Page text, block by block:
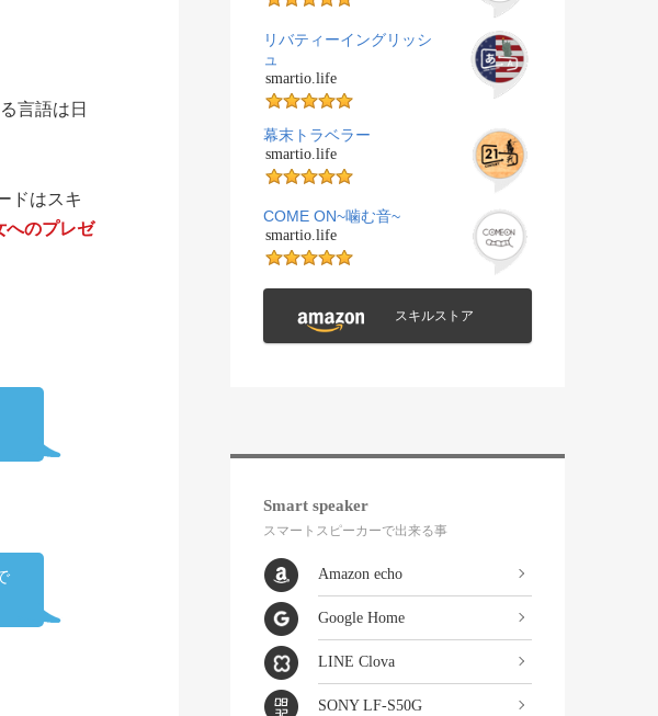
言語は日
ドはスキ
へのプレゼ
リバティーイングリッシ
ュ
smartio.life
幕末トラベラー
smartio.life
COME ON~噛む音~
smartio.life
スキルストア
Smart speaker
スマートスピーカーで出来る事
Amazon echo
Google Home
LINE Clova
SONY LF-S50G